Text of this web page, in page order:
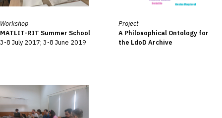
Workshop
MATLIT-RIT Summer School
3-8 July 2017; 3-8 June 2019
Project
A Philosophical Ontology for
the LdoD Archive